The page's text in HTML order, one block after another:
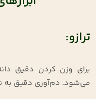
ترازو:
برای وزن کردن دقیق
می‌شود. دم‌آوری دقیق به